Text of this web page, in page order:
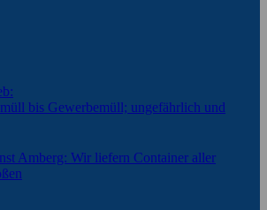
bis Gewerbemüll; ungefährlich und